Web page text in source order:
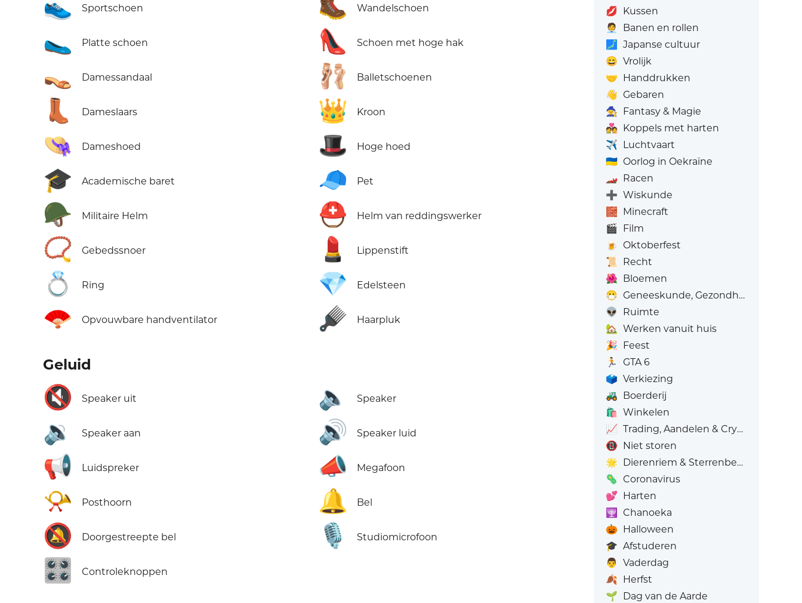
👟 Sportschoen 🥾 Wandelschoen
🥿 Platte schoen 👠 Schoen met hoge hak
👡 Damessandaal 🩰 Balletschoenen
👢 Dameslaars 👑 Kroon
👒 Dameshoed 🎩 Hoge hoed
🎓 Academische baret 🧢 Pet
🪖 Militaire Helm ⛑️ Helm van reddingswerker
📿 Gebedssnoer 💄 Lippenstift
💍 Ring 💎 Edelsteen
🪭 Opvouwbare handventilator 🪮 Haarpluk
Geluid
🔇 Speaker uit 🔈 Speaker
🔉 Speaker aan 🔊 Speaker luid
📢 Luidspreker 📣 Megafoon
📯 Posthoorn 🔔 Bel
🔕 Doorgestreepte bel 🎙️ Studiomicrofoon
🎛️ Controleknoppen
💋 Kussen
🧑‍💼
Banen en rollen
🗾 Japanse cultuur
😄 Vrolijk
🤝 Handdrukken
👋 Gebaren
🧙 Fantasy & Magie
💑 Koppels met harten
✈️ Luchtvaart
🇺🇦 Oorlog in Oekraïne
🏎️ Racen
➕ Wiskunde
🧱 Minecraft
🎬 Film
🍺
Oktoberfest
📜
Recht
🌺 Bloemen
😷 Geneeskunde, Gezondheid
👽
Ruimte
🏡 Werken vanuit huis
🎉 Feest
🏃
GTA 6
🗳️ Verkiezing
🚜 Boerderij
🛍️ Winkelen
📈 Trading, Aandelen & Crypto
📵 Niet storen
🌟 Dierenriem & Sterrenbeelden
🦠 Coronavirus
💕 Harten
🕎
Chanoeka
🎃 Halloween
🎓 Afstuderen
👨 Vaderdag
🍂 Herfst
🌱 Dag van de Aarde